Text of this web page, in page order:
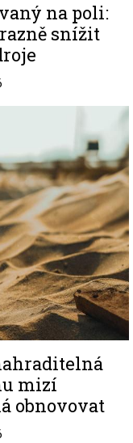
na poli:
snížit
mizí
obnovovat